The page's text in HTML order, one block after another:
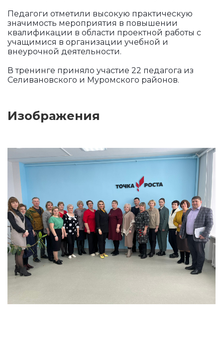
Педагоги отметили высокую практическую
значимость мероприятия в повышении
квалификации в области проектной работы с
учащимися в организации учебной и
внеурочной деятельности.
В тренинге приняло участие 22 педагога из
Селивановского и Муромского районов.
Изображения